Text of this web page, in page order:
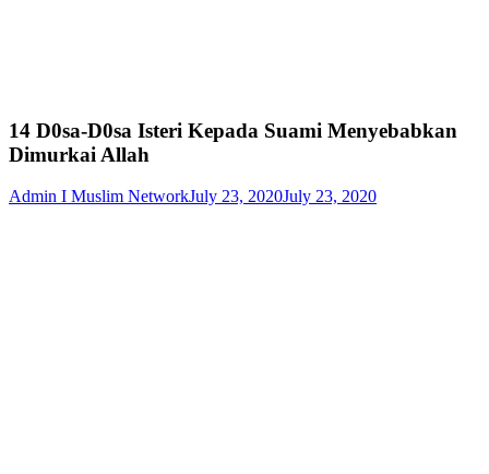
14 D0sa-D0sa Isteri Kepada Suami Menyebabkan
Dimurkai Allah
Admin I Muslim NetworkJuly 23, 2020July 23, 2020